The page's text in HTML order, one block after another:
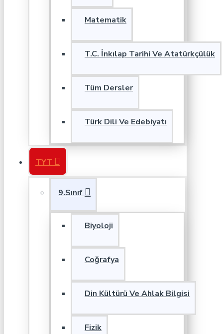
Matematik
T.C. İnkılap Tarihi Ve Atatürkçülük
Tüm Dersler
Türk Dili Ve Edebiyatı
TYT
9.Sınıf
Biyoloji
Coğrafya
Din Kültürü Ve Ahlak Bilgisi
Fizik